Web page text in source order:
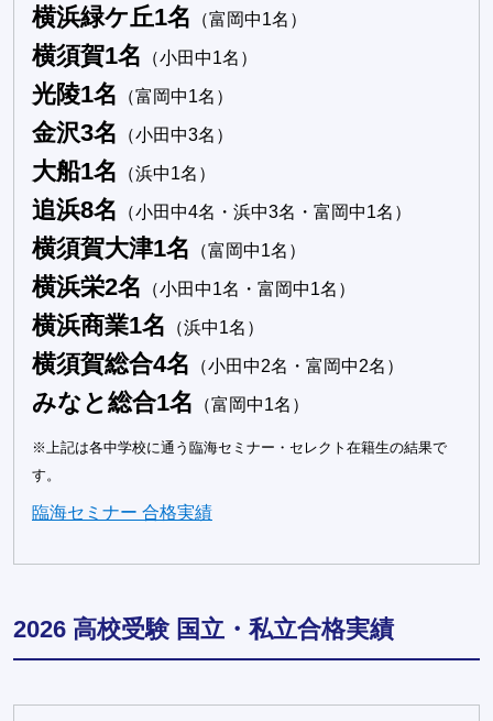
横浜緑ケ丘1名 （富岡中1名）
横須賀1名 （小田中1名）
光陵1名 （富岡中1名）
金沢3名 （小田中3名）
大船1名 （浜中1名）
追浜8名 （小田中4名・浜中3名・富岡中1名）
横須賀大津1名 （富岡中1名）
横浜栄2名 （小田中1名・富岡中1名）
横浜商業1名 （浜中1名）
横須賀総合4名 （小田中2名・富岡中2名）
みなと総合1名 （富岡中1名）
※上記は各中学校に通う臨海セミナー・セレクト在籍生の結果で
す。
臨海セミナー 合格実績
2026 高校受験 国立・私立合格実績